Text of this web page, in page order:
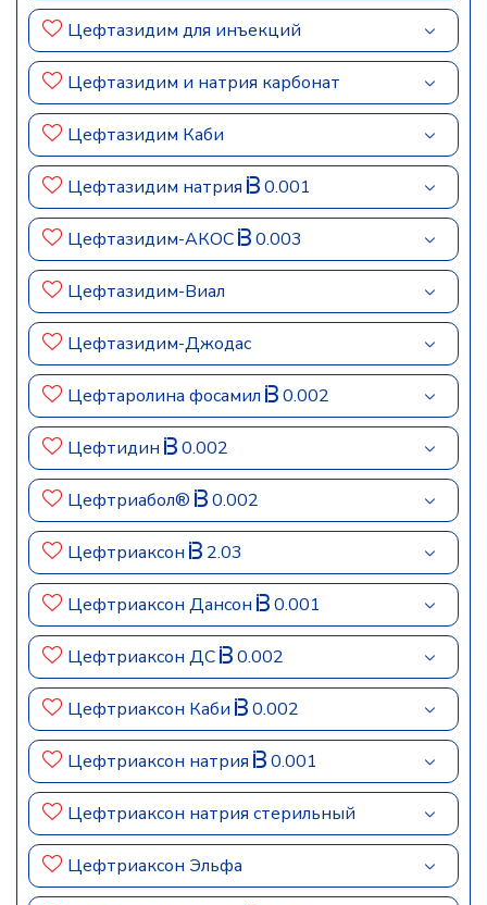
Цефтазидим для инъекций
Цефтазидим и натрия карбонат
Цефтазидим Каби
Цефтазидим натрия 0.001
Цефтазидим-АКОС 0.003
Цефтазидим-Виал
Цефтазидим-Джодас
Цефтаролина фосамил 0.002
Цефтидин 0.002
Цефтриабол® 0.002
Цефтриаксон 2.03
Цефтриаксон Дансон 0.001
Цефтриаксон ДС 0.002
Цефтриаксон Каби 0.002
Цефтриаксон натрия 0.001
Цефтриаксон натрия стерильный
Цефтриаксон Эльфа